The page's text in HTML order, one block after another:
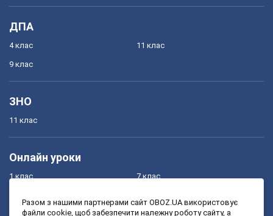
ДПА
4 клас
9 клас
11 клас
ЗНО
11 клас
Онлайн уроки
1 клас
3 клас
7 клас
9 клас
Разом з нашими партнерами сайт OBOZ.UA використовує
файли cookie, щоб забезпечити належну роботу сайту, а